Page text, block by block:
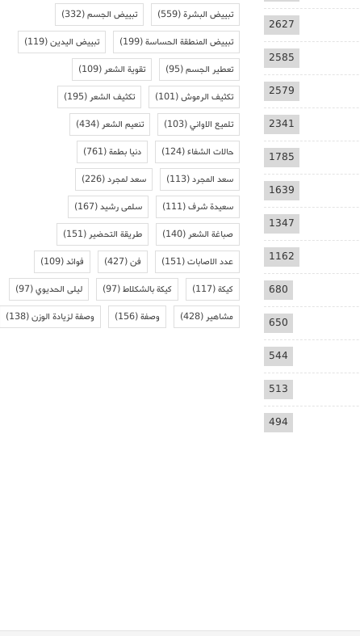
2627
2585
2579
2341
1785
1639
1347
1162
680
650
544
513
494
تبييض البشرة(559) تبييض الجسم(332)
تبييض المنطقة الحساسة(199) تبييض اليدين(119)
تعطير الجسم(95) تقوية الشعر(109)
تكثيف الرموش(101) تكثيف الشعر(195)
تلميع الاواني(103) تنعيم الشعر(434)
حالات الشفاء(124) دنيا بطمة(761)
سعد المجرد(113) سعد لمجرد(226)
سعيدة شرف(111) سلمى رشيد(167)
صباغة الشعر(140) طريقة التحضير(151)
عدد الاصابات(151) فن(427) فوائد(109)
كيكة(117) كيكة بالشكلاط(97) ليلى الحديوي(97)
مشاهير(428) وصفة(156) وصفة لزيادة الوزن(138)